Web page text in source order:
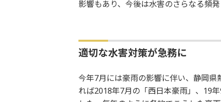
影響もあり、今後は水害のさらなる頻
適切な水害対策が急務に
今年7月には豪雨の影響に伴い、静岡
れば2018年7月の「西日本豪雨」、19